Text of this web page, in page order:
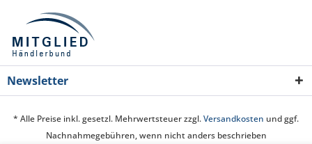
Newsletter
* Alle Preise inkl. gesetzl. Mehrwertsteuer zzgl.Versandkosten und ggf.
Nachnahmegebühren, wenn nicht anders beschrieben